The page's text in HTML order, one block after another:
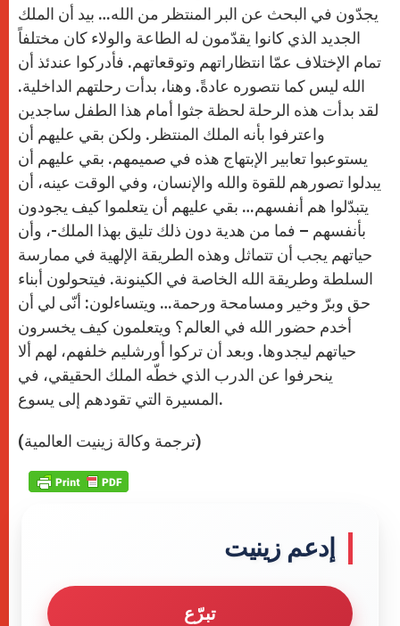
يجدّون في البحث عن البر المنتظر من الله… بيد أن الملك
الجديد الذي كانوا يقدّمون له الطاعة والولاء كان مختلفاً
تمام الإختلاف عمّا انتظاراتهم وتوقعاتهم. فأدركوا عندئذ أن
الله ليس كما نتصوره عادةً. وهنا، بدأت رحلتهم الداخلية.
لقد بدأت هذه الرحلة لحظة جثوا أمام هذا الطفل ساجدين
واعترفوا بأنه الملك المنتظر. ولكن بقي عليهم أن
يستوعبوا تعابير الإبتهاج هذه في صميمهم. بقي عليهم أن
يبدلوا تصورهم للقوة والله والإنسان، وفي الوقت عينه، أن
يتبدّلوا هم أنفسهم… بقي عليهم أن يتعلموا كيف يجودون
بأنفسهم – فما من هدية دون ذلك تليق بهذا الملك-، وأن
حياتهم يجب أن تتماثل وهذه الطريقة الإلهية في ممارسة
السلطة وطريقة الله الخاصة في الكينونة. فيتحولون أبناء
حق وبرّ وخير ومسامحة ورحمة… ويتساءلون: أنّى لي أن
أخدم حضور الله في العالم؟ ويتعلمون كيف يخسرون
حياتهم ليجدوها. وبعد أن تركوا أورشليم خلفهم، لهم ألا
ينحرفوا عن الدرب الذي خطّه الملك الحقيقي، في
المسيرة التي تقودهم إلى يسوع.
(ترجمة وكالة زينيت العالمية)
إدعم زينيت
تبرّع